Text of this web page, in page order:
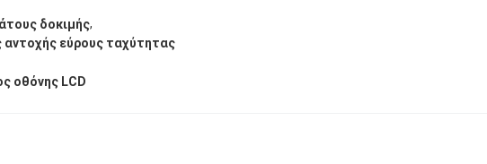
δοκιμής,
αντοχής εύρους ταχύτητας
οθόνης LCD